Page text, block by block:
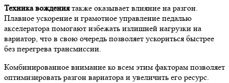
Техника вождениятакже оказывает влияние на разгон.
Плавное ускорение и грамотное управление педалью
акселератора помогают избежать излишней нагрузки на
вариатор, что в свою очередь позволяет ускориться быстрее
без перегрева трансмиссии.
Комбинированное внимание ко всем этим факторам позволяет
оптимизировать разгон вариатора и увеличить его ресурс.